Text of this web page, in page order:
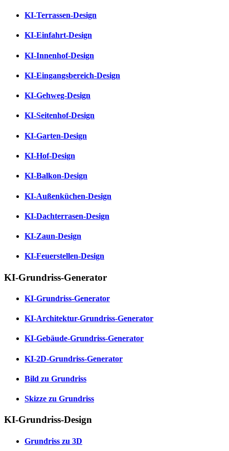
KI-Terrassen-Design
KI-Einfahrt-Design
KI-Innenhof-Design
KI-Eingangsbereich-Design
KI-Gehweg-Design
KI-Seitenhof-Design
KI-Garten-Design
KI-Hof-Design
KI-Balkon-Design
KI-Außenküchen-Design
KI-Dachterrasen-Design
KI-Zaun-Design
KI-Feuerstellen-Design
KI-Grundriss-Generator
KI-Grundriss-Generator
KI-Architektur-Grundriss-Generator
KI-Gebäude-Grundriss-Generator
KI-2D-Grundriss-Generator
Bild zu Grundriss
Skizze zu Grundriss
KI-Grundriss-Design
Grundriss zu 3D